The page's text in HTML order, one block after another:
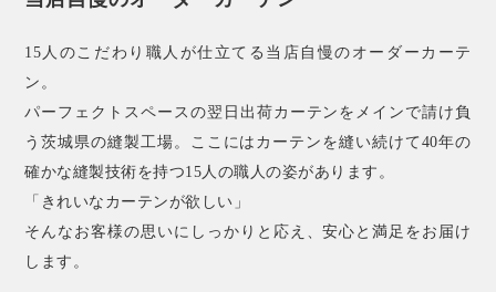
15人のこだわり職人が仕立てる当店自慢のオーダーカーテ
ン。
パーフェクトスペースの翌日出荷カーテンをメインで請け負
う茨城県の縫製工場。ここにはカーテンを縫い続けて40年の
確かな縫製技術を持つ15人の職人の姿があります。
「きれいなカーテンが欲しい」
そんなお客様の思いにしっかりと応え、安心と満足をお届け
します。